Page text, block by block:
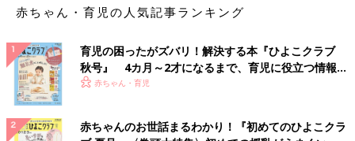
気象条件が整わない場合は、冷凍庫を使っても良いでしょう。
赤ちゃん・育児の人気記事ランキング
育児の困ったがズバリ！解決する本『ひよこクラブ
秋号』 4カ月～2才になるまで、育児に役立つ情報が
いっぱい！
赤ちゃん・育児
赤ちゃんのお世話まるわかり！『初めてのひよこクラ